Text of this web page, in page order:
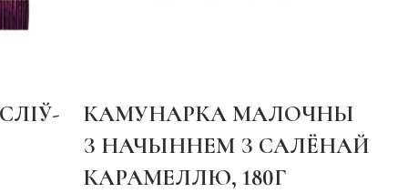
КАМУНАРКА МАЛОЧНЫ
З НАЧЫННЕМ З САЛЁНАЙ
КАРАМЕЛЛЮ, 180Г